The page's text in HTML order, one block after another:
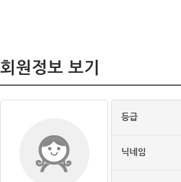
회원정보 보기
등급
닉네임